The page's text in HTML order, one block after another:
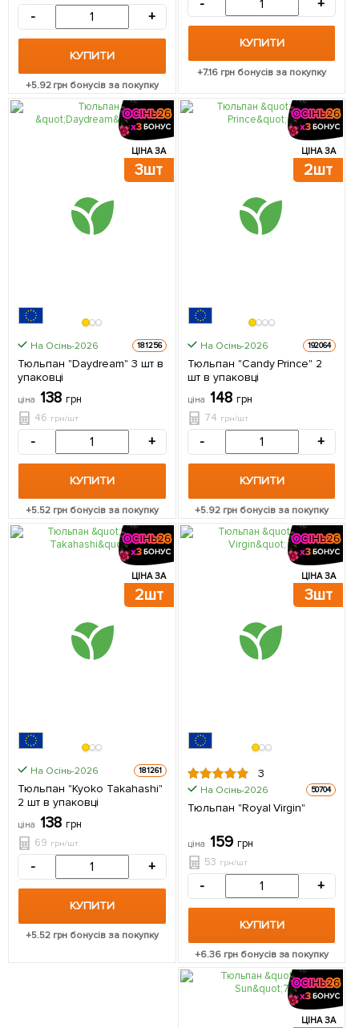
- +
КУПИТИ
+5.92грн бонусів за покупку
- +
КУПИТИ
+7.16 грн бонусів за покупку
ЦІНА ЗА
3шт
На Осінь-2026 181256
Тюльпан "Daydream" 3 шт в
упаковці
ціна 138 грн
46 грн/шт
- +
КУПИТИ
+5.52 грн бонусів за покупку
ЦІНА ЗА
2шт
На Осінь-2026 192064
Тюльпан "Candy Prince" 2
шт в упаковці
ціна 148 грн
74 грн/шт
- +
КУПИТИ
+5.92 грн бонусів за покупку
ЦІНА ЗА
2шт
На Осінь-2026 181261
Тюльпан "Kyoko Takahashi"
2 шт в упаковці
ціна 138 грн
69 грн/шт
- +
КУПИТИ
+5.52 грн бонусів за покупку
ЦІНА ЗА
3шт
3
На Осінь-2026 50704
Тюльпан "Royal Virgin"
ціна 159 грн
53 грн/шт
- +
КУПИТИ
+6.36грн бонусів за покупку
ЦІНА ЗА